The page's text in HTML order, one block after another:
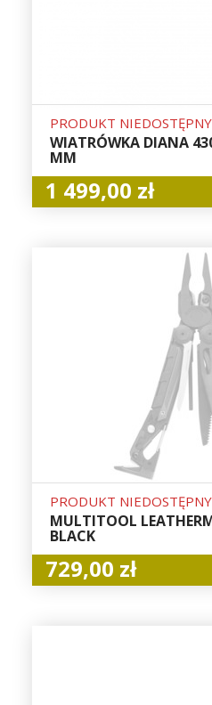
PRODUKT NIEDOSTĘPNY
WIATRÓWKA DIANA
MM
1 499,00 zł
PRODUKT NIEDOSTĘPNY
MULTITOOL
BLACK
729,00 zł